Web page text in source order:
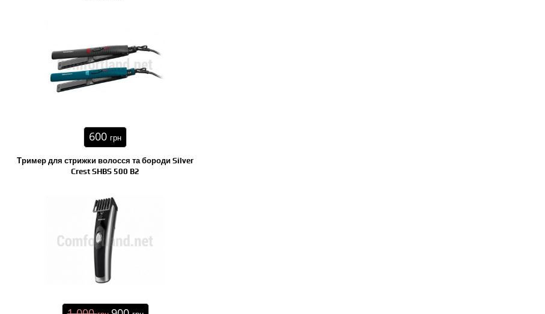
600 грн
Тример для стрижки волосся та бороди Silver
Crest SHBS 500 B2